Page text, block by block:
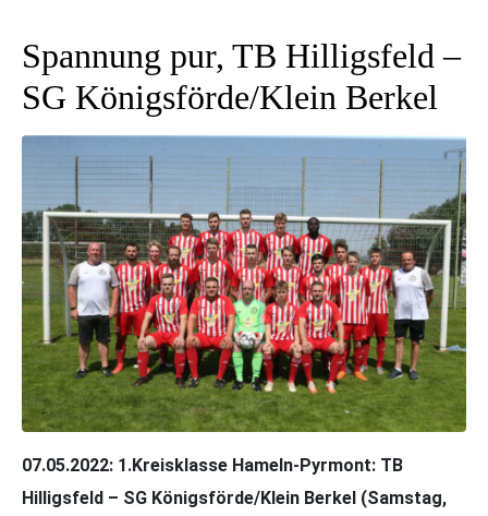
Spannung pur, TB Hilligsfeld –
SG Königsförde/Klein Berkel
07.05.2022: 1.Kreisklasse Hameln-Pyrmont: TB
Hilligsfeld – SG Königsförde/Klein Berkel (Samstag,